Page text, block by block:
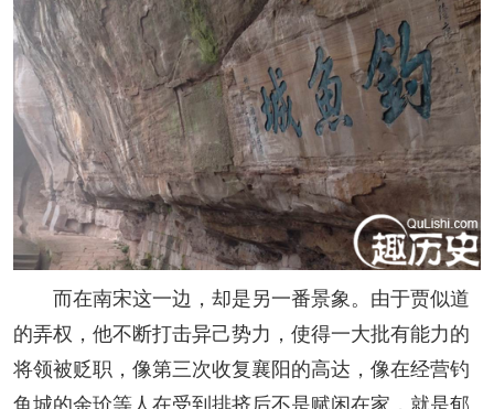
而在南宋这一边，却是另一番景象。由于贾似道
的弄权，他不断打击异己势力，使得一大批有能力的
将领被贬职，像第三次收复襄阳的高达，像在经营钓